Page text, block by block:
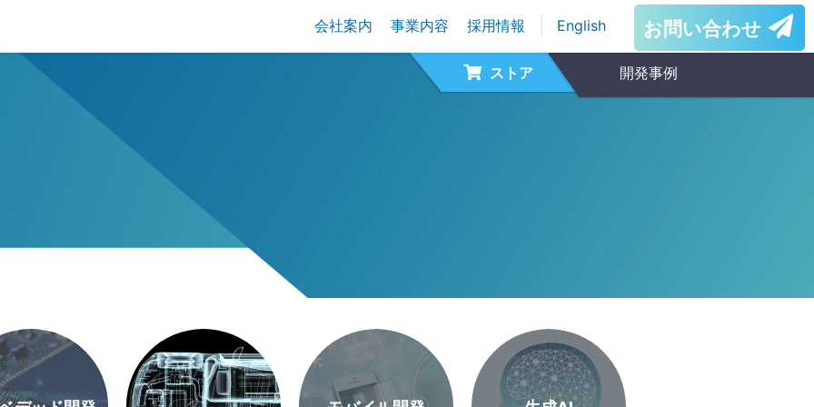
会社案内 事業内容 採用情報 English お問い合わせ
ストア 開発事例